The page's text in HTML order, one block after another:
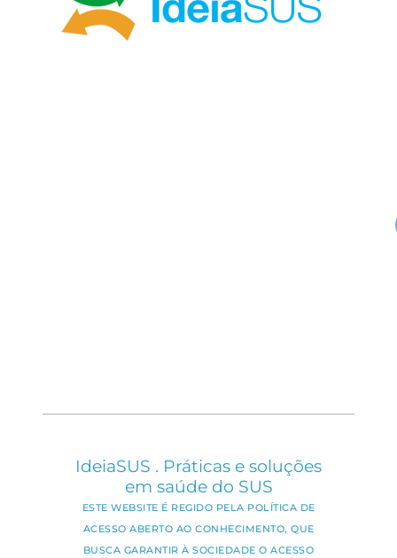
IdeiaSUS . Práticas e soluções
em saúde do SUS
ESTE WEBSITE É REGIDO PELA POLÍTICA DE
ACESSO ABERTO AO CONHECIMENTO, QUE
BUSCA GARANTIR À SOCIEDADE O ACESSO